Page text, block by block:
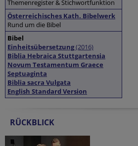
Themenregister & Stichwortfunktion
Österreichisches Kath. Bibelwerk
Rund um die Bibel
Bibel
Einheitsübersetzung(2016)
Biblia Hebraica Stuttgartensia
Novum Testamentum Graece
Septuaginta
Biblia sacra Vulgata
English Standard Version
RÜCKBLICK